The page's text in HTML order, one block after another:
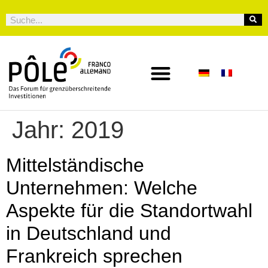
Jahr: 2019
Mittelständische
Unternehmen: Welche
Aspekte für die Standortwahl
in Deutschland und
Frankreich sprechen